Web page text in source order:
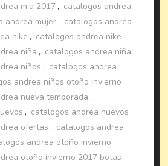
mia 2017 , catalogos andrea
andrea mujer , catalogos andrea
nike , catalogos andrea nike
niña , catalogos andrea niña
niños , catalogos andrea
andrea niños otoño invierno
nueva temporada ,
, catalogos andrea nuevos
ofertas , catalogos andrea
andrea otoño invierno
otoño invierno 2017 botas ,